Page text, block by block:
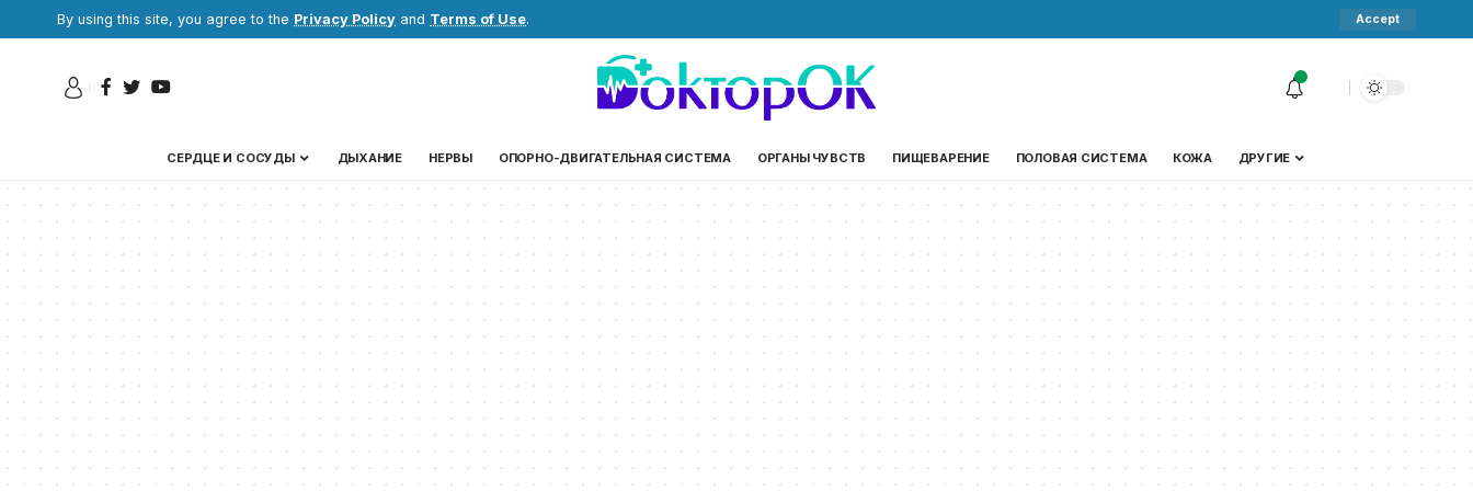
By using this site, you agree to the Privacy Policy and Terms of Use. Accept
СЕРДЦЕ И СОСУДЫ ДЫХАНИЕ НЕРВЫ ОПОРНО-ДВИГАТЕЛЬНАЯ СИСТЕМА ОРГАНЫ ЧУВСТВ ПИЩЕВАРЕНИЕ ПОЛОВАЯ СИСТЕМА КОЖА ДРУГИЕ